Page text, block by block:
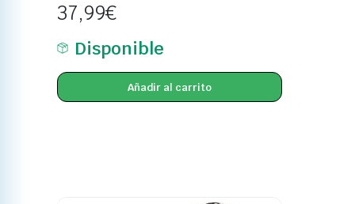
37,99€
Disponible
Añadir al carrito